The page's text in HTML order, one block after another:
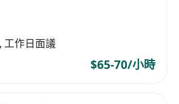
工作日面議
$65-70/小時